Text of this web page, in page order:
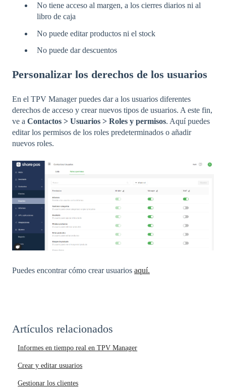
No tiene acceso al margen, a los cierres diarios ni al
libro de caja
No puede editar productos ni el stock
No puede dar descuentos
Personalizar los derechos de los usuarios
En el TPV Manager puedes dar a los usuarios diferentes
derechos de acceso y crear nuevos tipos de usuarios. A este fin,
ve a Contactos > Usuarios > Roles y permisos. Aquí puedes
editar los permisos de los roles predeterminados o añadir
nuevos roles.
Puedes encontrar cómo crear usuarios aquí.
Artículos relacionados
Informes en tiempo real en TPV Manager
Crear y editar usuarios
Gestionar los clientes